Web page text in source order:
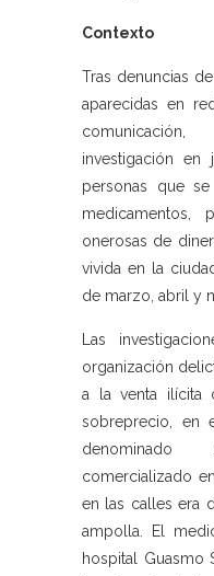
Contexto
Tras denuncias
aparecidas en
investigación
personas que
medicamentos,
onerosas de
vivida en la
de marzo, abril y
Las
organización
a la venta ilícita
sobreprecio, en
comercializado
en las calles era
ampolla. El
hospital Guasmo